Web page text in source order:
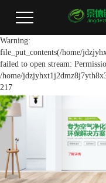
Warning:
file_put_contents(/home/
failed to open stream:
/home/
217